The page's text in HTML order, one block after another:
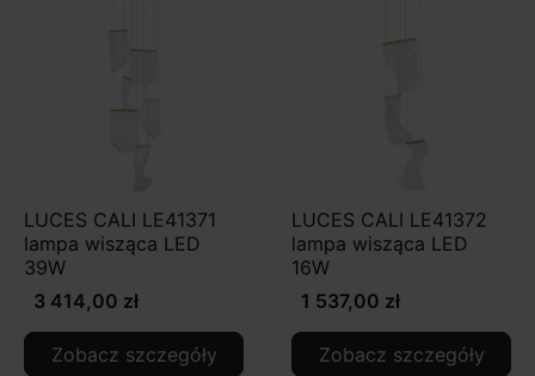
LUCES CALI LE41371
lampa wisząca LED
39W
3 414,00 zł
Zobacz szczegóły
LUCES CALI LE41372
lampa wisząca LED
16W
1 537,00 zł
Zobacz szczegóły